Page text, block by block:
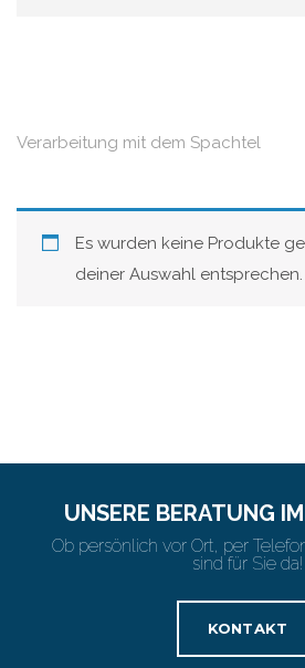
Verarbeitung mit dem Spachtel
Es wurden keine Produkte
deiner Auswahl entsprechen.
UNSERE BERATUNG
Ob persönlich vor Ort, per
sind für Sie da!
KONTAKT